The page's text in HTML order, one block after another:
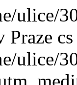
ulice/
cs
ulice/